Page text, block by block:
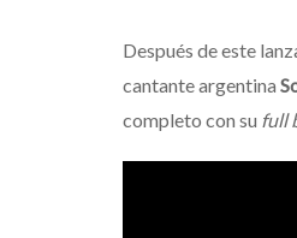
Después de este
cantante argentina
completo con su full